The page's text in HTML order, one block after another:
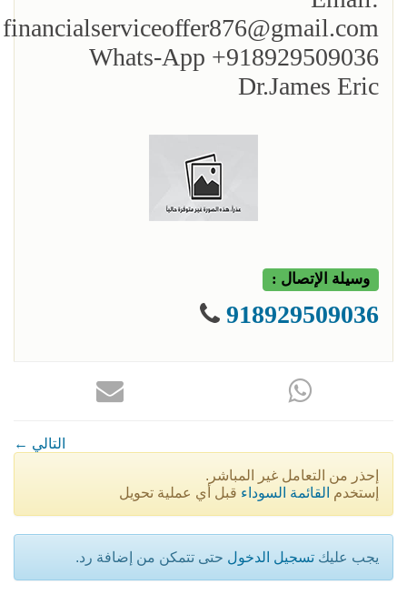
financialserviceoffer876@gmail.com
Whats-App +918929509036
Dr.James Eric
وسيلة الإتصال :
918929509036
← التالي
إحذر من التعامل غير المباشر.
إستخدم القائمة السوداء قبل أي عملية تحويل
يجب عليك تسجيل الدخول حتى تتمكن من إضافة رد.